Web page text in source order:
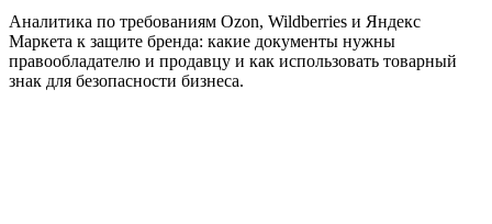
Аналитика по требованиям Ozon, Wildberries и Яндекс
Маркета к защите бренда: какие документы нужны
правообладателю и продавцу и как использовать товарный
знак для безопасности бизнеса.